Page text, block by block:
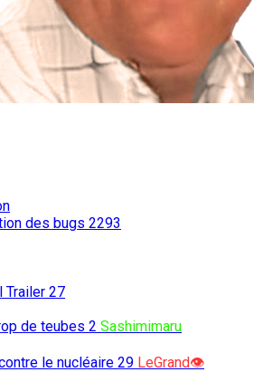
des bugs 2293
Trailer 27
de teubes 2 Sashimimaru
le nucléaire 29 LeGrand👁️